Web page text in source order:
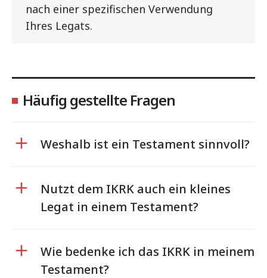
nach einer spezifischen Verwendung
Ihres Legats.
Häufig gestellte Fragen
Weshalb ist ein Testament sinnvoll?
Nutzt dem IKRK auch ein kleines
Legat in einem Testament?
Wie bedenke ich das IKRK in meinem
Testament?